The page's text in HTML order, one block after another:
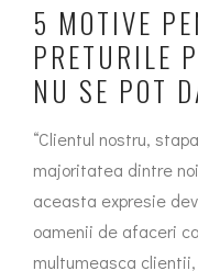
5 MOTIVE
PRETURILE
NU SE POT
“Clientul nostru,
majoritatea dintre
aceasta expresie
oamenii de afaceri
multumeasca